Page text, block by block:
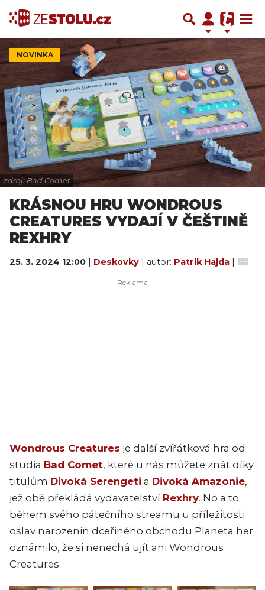
NOVINKA
zdroj: Bad Comet
KRÁSNOU HRU WONDROUS
CREATURES VYDAJÍ V ČEŠTINĚ
REXHRY
25. 3. 2024 12:00 | Deskovky | autor: Patrik Hajda |
Wondrous Creatures je další zvířátková hra od
studia Bad Comet, které u nás můžete znát díky
titulům Divoká Serengeti a Divoká Amazonie,
jež obě překládá vydavatelství Rexhry. No a to
během svého pátečního streamu u příležitosti
oslav narozenin dceřiného obchodu Planeta her
oznámilo, že si nenechá ujít ani Wondrous
Creatures.